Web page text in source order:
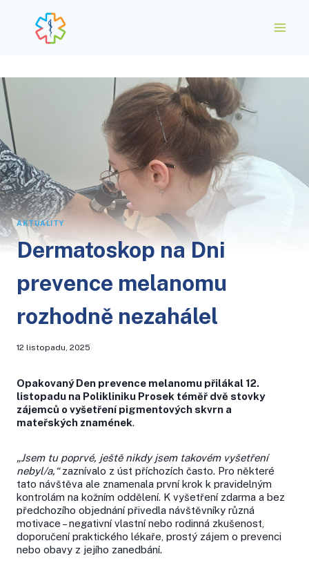
AKTUALITY
Dermatoskop na Dni
prevence melanomu
rozhodně nezahálel
12 listopadu, 2025
Opakovaný Den prevence melanomu přilákal 12.
listopadu na Polikliniku Prosek téměř dvě stovky
zájemců o vyšetření pigmentových skvrn a
mateřských znamének.
„Jsem tu poprvé, ještě nikdy jsem takovém vyšetření
nebyl/a,“zaznívalo z úst příchozích často. Pro některé
tato návštěva ale znamenala první krok k pravidelným
kontrolám na kožním oddělení. K vyšetření zdarma a bez
předchozího objednání přivedla návštěvníky různá
motivace – negativní vlastní nebo rodinná zkušenost,
doporučení praktického lékaře, prostý zájem o prevenci
nebo obavy z jejího zanedbání.